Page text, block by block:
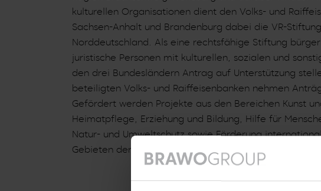
kulturellen Organisationen dient den Volks- und
Sachsen-Anhalt und Brandenburg dabei die VR-
Norddeutschland. Als eine rechtsfähige Stiftung
juristische Personen mit kulturellen, sozialen und
den drei Bundesländern Antrag auf Unterstützung
beteiligten Volks- und Raiffeisenbanken nehmen
Gefördert werden Projekte aus den Bereichen Kunst
Heimatpflege, Erziehung und Bildung, Hilfe für
Natur- und Umweltschutz sowie Förderung
Gebieten der Kultur und des